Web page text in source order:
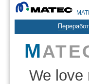
M
We love